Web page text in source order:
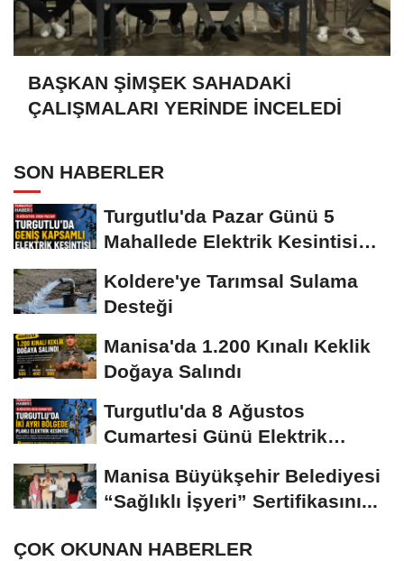
BAŞKAN ŞİMŞEK SAHADAKİ
ÇALIŞMALARI YERİNDE İNCELEDİ
SON HABERLER
Turgutlu'da Pazar Günü 5
Mahallede Elektrik Kesintisi
Koldere'ye Tarımsal Sulama
Desteği
Manisa'da 1.200 Kınalı Keklik
Doğaya Salındı
Turgutlu'da 8 Ağustos
Cumartesi Günü Elektrik
Manisa Büyükşehir Belediyesi
“Sağlıklı İşyeri” Sertifikasını...
ÇOK OKUNAN HABERLER